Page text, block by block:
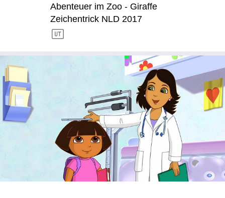
Abenteuer im Zoo - Giraffe
Zeichentrick NLD 2017